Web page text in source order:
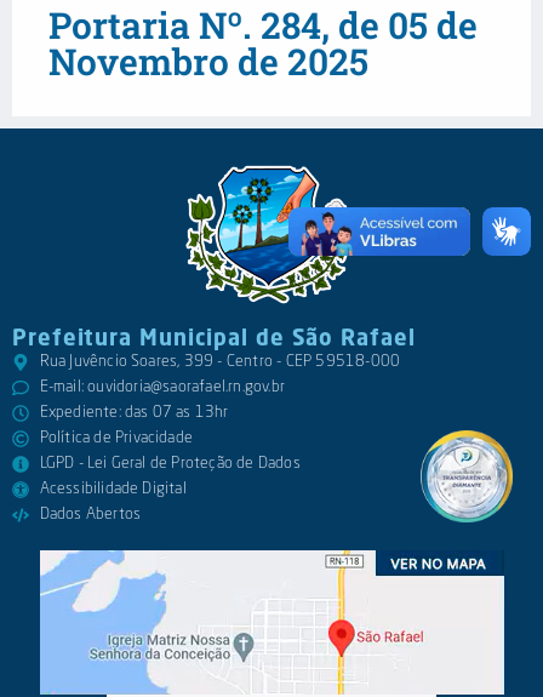
Portaria Nº. 284, de 05 de
Novembro de 2025
Prefeitura Municipal de São Rafael
Rua Juvêncio Soares, 399 - Centro - CEP 59518-000
E-mail:ouvidoria@saorafael.rn.gov.br
Expediente: das 07 as 13hr
Política de Privacidade
LGPD - Lei Geral de Proteção de Dados
Acessibilidade Digital
Dados Abertos